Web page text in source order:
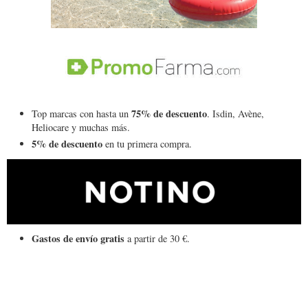
Top marcas con hasta un 75% de descuento. Isdin, Avène,
Heliocare y muchas más.
5% de descuento en tu primera compra.
Gastos de envío gratis a partir de 30 €.